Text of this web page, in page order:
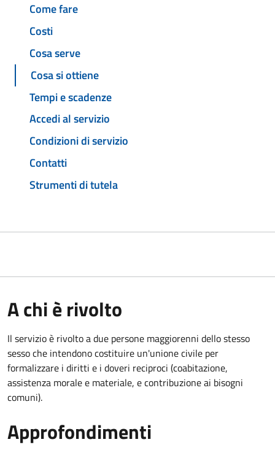
Come fare
Costi
Cosa serve
Cosa si ottiene
Tempi e scadenze
Accedi al servizio
Condizioni di servizio
Contatti
Strumenti di tutela
A chi è rivolto
Il servizio è rivolto a due persone maggiorenni dello stesso
sesso che intendono costituire un'unione civile per
formalizzare i diritti e i doveri reciproci (coabitazione,
assistenza morale e materiale, e contribuzione ai bisogni
comuni).
Approfondimenti